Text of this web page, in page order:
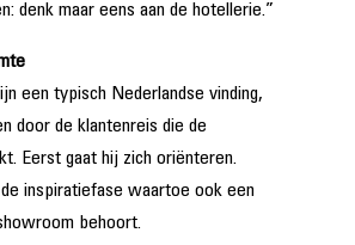
denk maar eens aan de hotellerie.”
een typisch Nederlandse vinding,
door de klantenreis die de
Eerst gaat hij zich oriënteren.
inspiratiefase waartoe ook een
behoort.